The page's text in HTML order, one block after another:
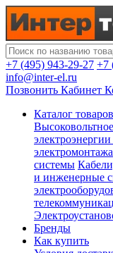
+7 (495) 943-29-27 +7
info@inter-el.ru
Позвонить Кабинет
Каталог товаров
электромонтажа
системы
и инженерные
Бренды
Как купить